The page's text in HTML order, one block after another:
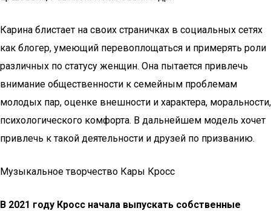
Карина блистает на своих страничках в социальных сетях
как блогер, умеющий перевоплощаться и примерять роли
различных по статусу женщин. Она пытается привлечь
внимание общественности к семейным проблемам
молодых пар, оценке внешности и характера, моральности,
психологического комфорта. В дальнейшем модель хочет
привлечь к такой деятельности и друзей по призванию.
Музыкальное творчество Кары Кросс
В 2021 году Кросс начала выпускать собственные